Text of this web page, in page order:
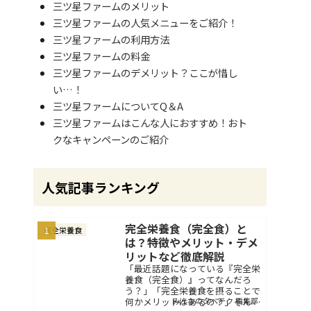
三ツ星ファームのメリット
三ツ星ファームの人気メニューをご紹介！
三ツ星ファームの利用方法
三ツ星ファームの料金
三ツ星ファームのデメリット？ここが惜し
い…！
三ツ星ファームについてQ＆A
三ツ星ファームはこんな人におすすめ！おト
クなキャンペーンのご紹介
人気記事ランキング
完全栄養食
完全栄養食（完全食）と
は？特徴やメリット・デメ
リットなど徹底解説
「最近話題になっている『完全栄
養食（完全食）』ってなんだろ
う？」「完全栄養食を摂ることで
何かメリットはあるの？」そんな
みんなのタベテク 編集部